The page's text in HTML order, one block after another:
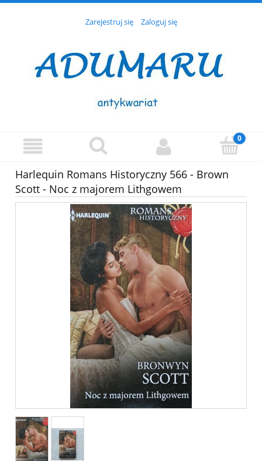
Zarejestruj się Zaloguj się
Harlequin Romans Historyczny 566 - Brown
Scott - Noc z majorem Lithgowem